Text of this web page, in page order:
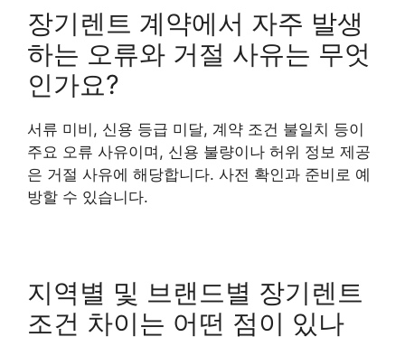
장기렌트 계약에서 자주 발생
하는 오류와 거절 사유는 무엇
인가요?
서류 미비, 신용 등급 미달, 계약 조건 불일치 등이
주요 오류 사유이며, 신용 불량이나 허위 정보 제공
은 거절 사유에 해당합니다. 사전 확인과 준비로 예
방할 수 있습니다.
지역별 및 브랜드별 장기렌트
조건 차이는 어떤 점이 있나